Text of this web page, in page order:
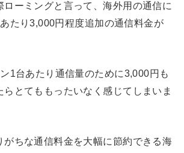
ローミングと言って、海外用の通信に
たり3,000円程度追加の通信料金が
1台あたり通信量のために3,000円も
らとてももったいなく感じてしまいま
がちな通信料金を大幅に節約できる海